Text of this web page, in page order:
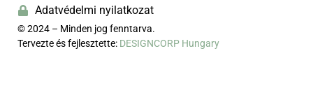
Adatvédelmi nyilatkozat
© 2024 – Minden jog fenntarva.
Tervezte és fejlesztette: DESIGNCORP Hungary